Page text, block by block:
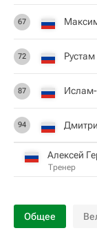
67
72
87 Ислам-
94
Алексей
Тренер
Общее